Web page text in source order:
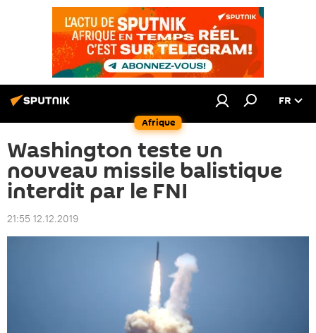
Afrique
FR
Washington teste un
nouveau missile balistique
interdit par le FNI
21:55 12.12.2019